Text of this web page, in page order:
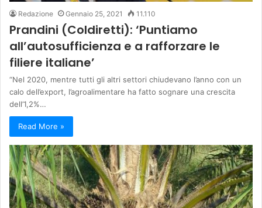
Redazione Gennaio 25, 2021 11.110
Prandini (Coldiretti): ‘Puntiamo
all’autosufficienza e a rafforzare le
filiere italiane’
“Nel 2020, mentre tutti gli altri settori chiudevano l’anno con un
calo dell’export, l’agroalimentare ha fatto sognare una crescita
dell’1,2%…
Read More »